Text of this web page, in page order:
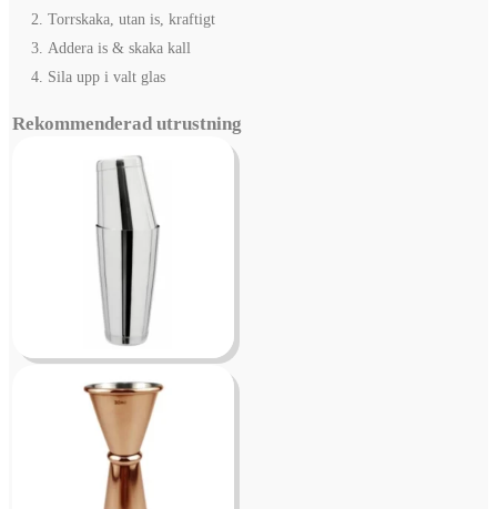
Torrskaka, utan is, kraftigt
Addera is & skaka kall
Sila upp i valt glas
Rekommenderad utrustning